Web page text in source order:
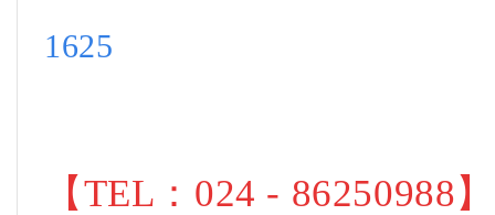
1625
【TEL： 024 - 86250988】